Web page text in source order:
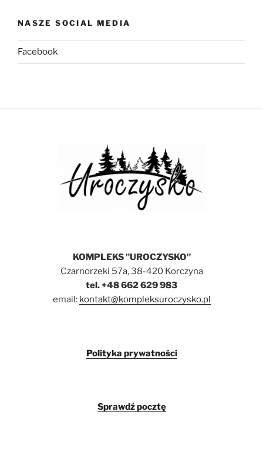
NASZE SOCIAL MEDIA
Facebook
KOMPLEKS "UROCZYSKO"
Czarnorzeki 57a, 38-420 Korczyna
tel. +48 662 629 983
email: kontakt@kompleksuroczysko.pl
Polityka prywatności
Sprawdź pocztę